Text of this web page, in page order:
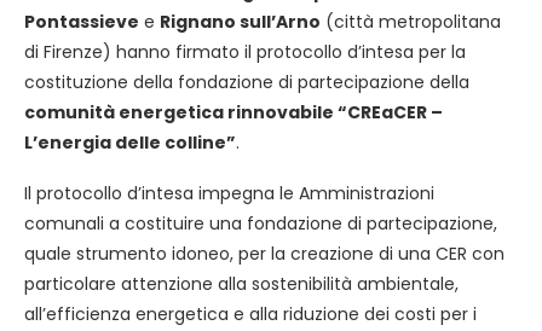
Pontassieve e Rignano sull’Arno (città metropolitana
di Firenze) hanno firmato il protocollo d’intesa per la
costituzione della fondazione di partecipazione della
comunità energetica rinnovabile “CREaCER –
L’energia delle colline”.
Il protocollo d’intesa impegna le Amministrazioni
comunali a costituire una fondazione di partecipazione,
quale strumento idoneo, per la creazione di una CER con
particolare attenzione alla sostenibilità ambientale,
all’efficienza energetica e alla riduzione dei costi per i